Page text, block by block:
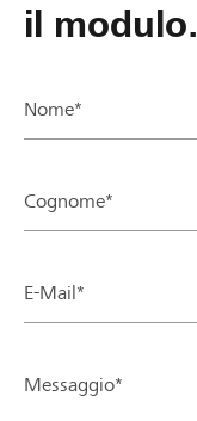
il modulo.
Nome*
Cognome*
E-Mail*
Messaggio*